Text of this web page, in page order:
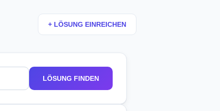
+ LÖSUNG EINREICHEN
LÖSUNG FINDEN